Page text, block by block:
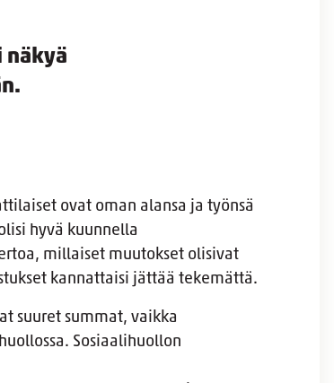
näkyä
ovat oman alansa ja työnsä
hyvä kuunnella
millaiset muutokset olisivat
kannattaisi jättää tekemättä.
suuret summat, vaikka
Sosiaalihuollon